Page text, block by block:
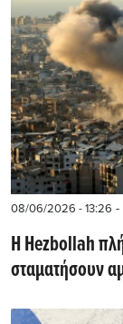
08/06/2026 - 13:26 -
Η Hezbollah
σταματήσουν